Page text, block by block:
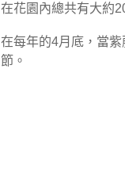
在花園內總共有大約
在每年的4月底，當
節。